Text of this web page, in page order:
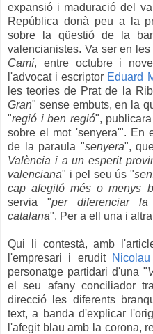
expansió i maduració del
República donà peu a la
sobre la qüestió de la
valencianistes. Va ser en
Camí, entre octubre i
l'advocat i escriptor Eduard
les teories de Prat de la
Gran" sense embuts, en la
"regió i ben regió",
sobre el mot 'senyera'". En
de la paraula "senyera",
València i a un esperit
valenciana" i pel seu ús "
cap afegitó més o menys
servia "per diferenciar
catalana". Per a ell una i
Qui li contestà, amb
l'empresari i erudit
personatge partidari d'una "
el seu afany conciliador
direcció les diferents
text, a banda d'explicar
l'afegit blau amb la corona,